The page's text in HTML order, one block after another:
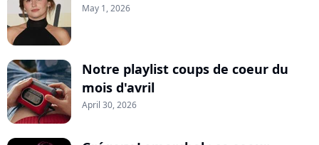
May 1, 2026
Notre playlist coups de coeur du
mois d'avril
April 30, 2026